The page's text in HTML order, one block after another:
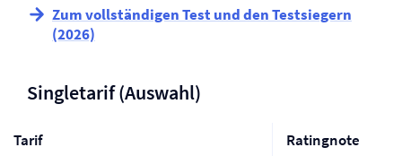
Zum vollständigen Test und den Testsiegern
(2026)
Singletarif (Auswahl)
Tarif
Ratingnote